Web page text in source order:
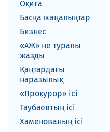
Оқиға
Басқа жаңалықтар
Бизнес
«АЖ» не туралы
жазды
Қаңтардағы
наразылық
«Прокурор» ісі
Таубаевтың ісі
Хаменованың ісі